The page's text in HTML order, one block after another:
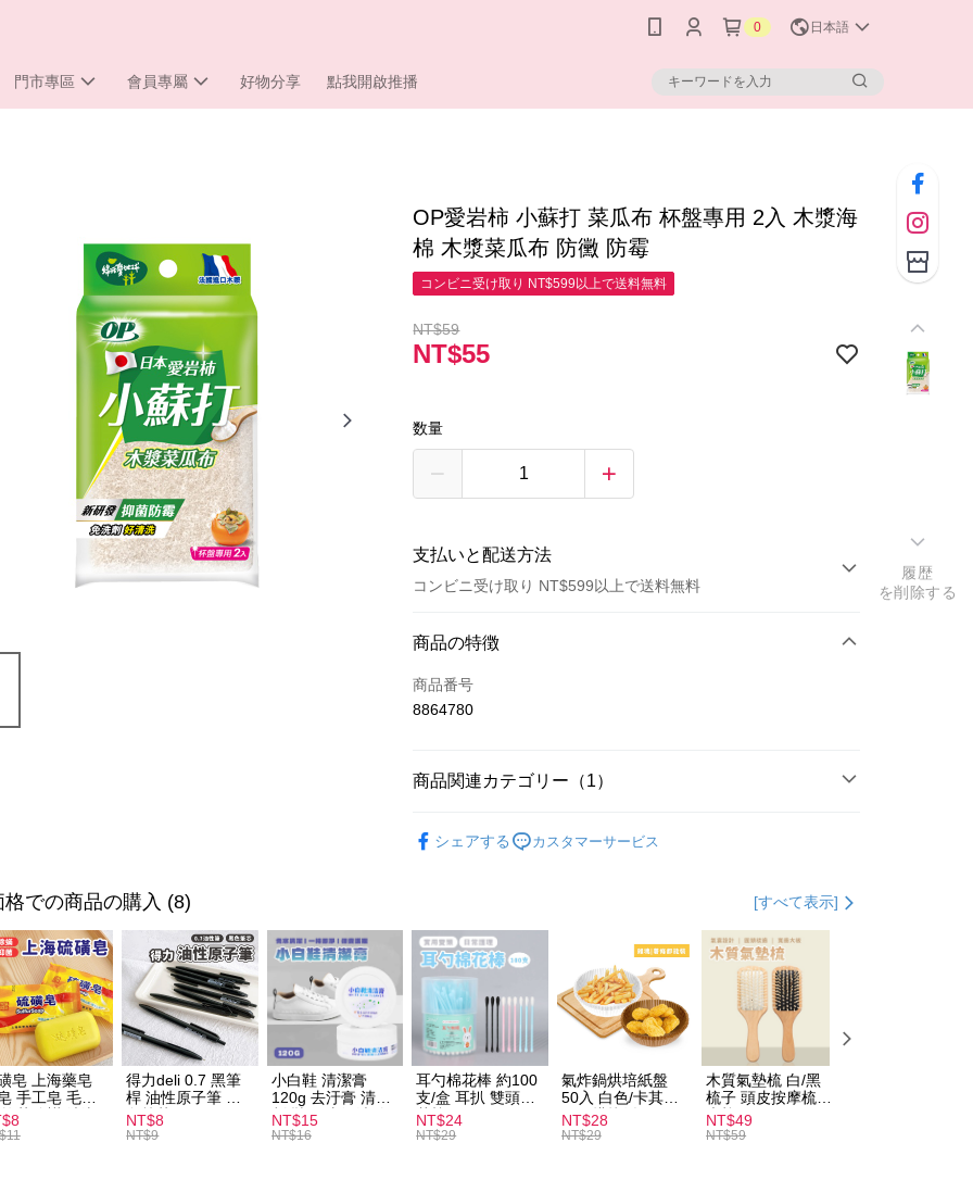
0 日本語
門市專區 會員專屬 好物分享 點我開啟推播
OP愛岩柿 小蘇打 菜瓜布 杯盤專用 2入 木漿海
棉 木漿菜瓜布 防黴 防霉
コンビニ受け取り NT$599以上で送料無料
NT$59
NT$55
数量
支払いと配送方法
コンビニ受け取り NT$599以上で送料無料
お支払い方法
クレジットカード1回払い
コンビニ店頭代金引換
JKOPAY
配送方法
全家取貨付款
配送毎にNT$60、NT$599以上で送料無料
付款後全家取貨
配送毎にNT$60、NT$599以上で送料無料
商品の特徴
商品番号
8864780
商品関連カテゴリー（1）
シェアする
カスタマーサービス
格での商品の購入 (8) [すべて表示]
皂 上海藥皂
手工皂 毛囊
菌除蟎 清潔
去油去痘 寵
得力deli 0.7 黑筆
桿 油性原子筆 黑
色筆芯 S304
NT$8
NT$9
小白鞋 清潔膏
120g 去汙膏 清潔
劑 鞋子 去汙漬 白
皮鞋 鞋油
NT$15
NT$16
耳勺棉花棒 約100
支/盒 耳扒 雙頭棉
花棒
NT$24
NT$29
氣炸鍋烘培紙盤
50入 白色/卡其色
圓形烘焙紙
NT$28
NT$29
木質氣墊梳 白/黑
梳子 頭皮按摩梳
木梳
NT$49
NT$59
履歴
を削除する